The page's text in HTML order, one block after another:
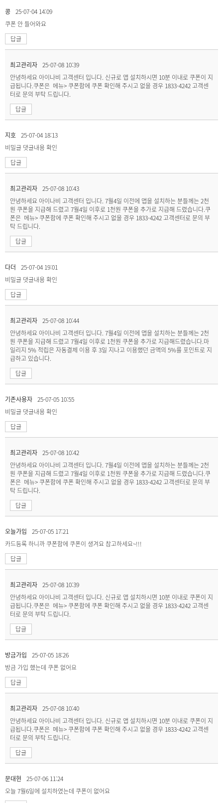
콩 25-07-04 14:09
쿠폰 안 들어와요
답글
최고관리자 25-07-08 10:39
안녕하세요 아이나비 고객센터 입니다. 신규로 앱 설치하시면 10분 이내로 쿠폰이 지
급됩니다.쿠폰은 메뉴> 쿠폰함에 쿠폰 확인해 주시고 없을 경우 1833-4242 고객센
터로 문의 부탁 드립니다.
답글
지호 25-07-04 18:13
비밀글 댓글내용 확인
답글
최고관리자 25-07-08 10:43
안녕하세요 아이나비 고객센터 입니다. 7월4일 이전에 앱을 설치하는 분들께는 2천
원 쿠폰을 지급해 드렸고 7월4일 이후로 1천원 쿠폰을 추가로 지급해 드렸습니다.쿠
폰은 메뉴> 쿠폰함에 쿠폰 확인해 주시고 없을 경우 1833-4242 고객센터로 문의 부
탁 드립니다.
답글
다더
25-07-04 19:01
비밀글 댓글내용 확인
답글
최고관리자 25-07-08 10:44
안녕하세요 아이나비 고객센터 입니다. 7월4일 이전에 앱을 설치하는 분들께는 2천
원 쿠폰을 지급해 드렸고 7월4일 이후로 1천원 쿠폰을 추가로 지급해드렸습니다.마
일리지 5% 적립은 자동결제 이용 후 3일 지나고 이용했던 금액의 5%를 포인트로 지
급하고 있습니다.
답글
기존사용자 25-07-05 10:55
비밀글 댓글내용 확인
답글
최고관리자 25-07-08 10:42
안녕하세요 아이나비 고객센터 입니다. 7월4일 이전에 앱을 설치하는 분들께는 2천
원 쿠폰을 지급해 드렸고 7월4일 이후로 1천원 쿠폰을 추가로 지급해 드렸습니다.쿠
폰은 메뉴> 쿠폰함에 쿠폰 확인해 주시고 없을 경우 1833-4242 고객센터로 문의 부
탁 드립니다.
답글
오늘가입
25-07-05 17:21
카드등록 하니까 쿠폰함에 쿠폰이 생겨요 참고하세요~!!!
답글
최고관리자 25-07-08 10:39
안녕하세요 아이나비 고객센터 입니다. 신규로 앱 설치하시면 10분 이내로 쿠폰이 지
급됩니다.쿠폰은 메뉴> 쿠폰함에 쿠폰 확인해 주시고 없을 경우 1833-4242 고객센
터로 문의 부탁 드립니다.
답글
방금가입
25-07-05 18:26
방금 가입 했는데 쿠폰 없어요
답글
최고관리자 25-07-08 10:40
안녕하세요 아이나비 고객센터 입니다. 신규로 앱 설치하시면 10분 이내로 쿠폰이 지
급됩니다.쿠폰은 메뉴> 쿠폰함에 쿠폰 확인해 주시고 없을 경우 1833-4242 고객센
터로 문의 부탁 드립니다.
답글
문대현
25-07-06 11:24
오늘 7월6일에 설치하였는데 쿠폰이 없어요